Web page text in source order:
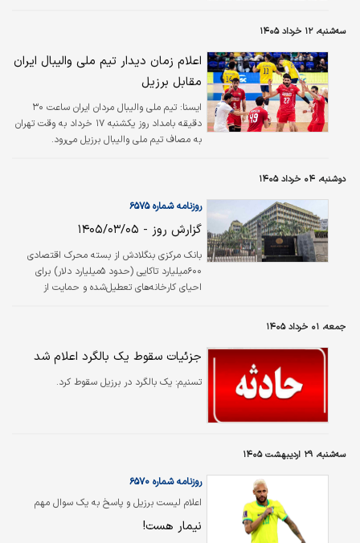
سه‌شنبه، ۱۲ خرداد ۱۴۰۵
اعلام زمان دیدار تیم ملی والیبال ایران
مقابل برزیل
ايسنا:
تیم ملی والیبال مردان ایران ساعت ۳۰
دقیقه بامداد روز یکشنبه ۱۷ خرداد به وقت تهران
به مصاف تیم ملی والیبال برزیل می‌رود.
دوشنبه، ۰۴ خرداد ۱۴۰۵
روزنامه شماره ۶۵۷۵
گزارش روز - ۱۴۰۵/۰۳/۰۵
بانک مرکزی بنگلادش از بسته محرک اقتصادی
۶۰۰‌میلیارد تاکایی (حدود ۵‌میلیارد دلار) برای
احیای کارخانه‌های تعطیل‌شده و حمایت از
جمعه، ۰۱ خرداد ۱۴۰۵
جزئیات سقوط یک بالگرد اعلام شد
تسنیم: یک بالگرد در برزیل سقوط کرد.
سه‌شنبه، ۲۹ اردیبهشت ۱۴۰۵
اعلام لیست برزیل و پاسخ به یک سوال مهم
روزنامه شماره ۶۵۷۰
نیمار هست!